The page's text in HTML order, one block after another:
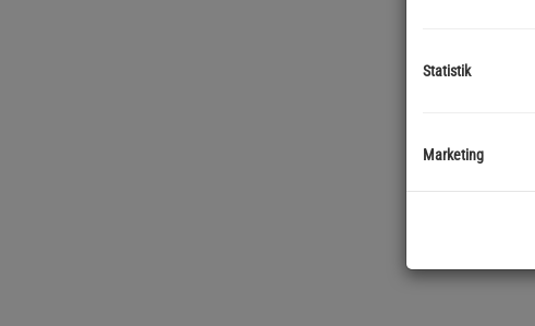
Statistik
Marketing